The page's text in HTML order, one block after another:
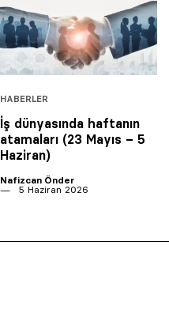
HABERLER
İş dünyasında haftanın
atamaları (23 Mayıs – 5
Haziran)
Nafizcan Önder
5 Haziran 2026